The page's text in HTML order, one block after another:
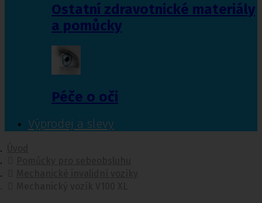
Ostatní zdravotnické materiály
a pomůcky
Péče o oči
Výprodej a slevy